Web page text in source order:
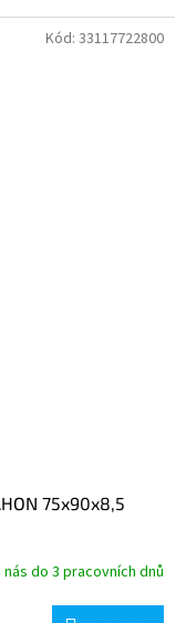
75x90x8,5
do 3 pracovních dnů
Kód: 33117722800